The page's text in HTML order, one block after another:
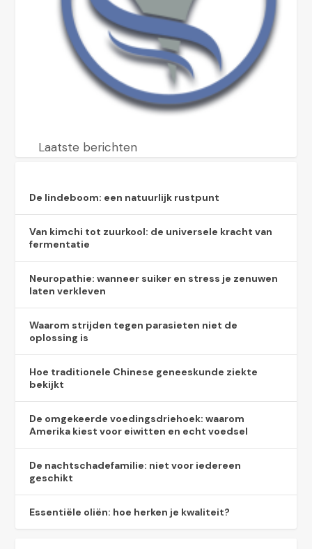
Laatste berichten
De lindeboom: een natuurlijk rustpunt
Van kimchi tot zuurkool: de universele kracht van
fermentatie
Neuropathie: wanneer suiker en stress je zenuwen
laten verkleven
Waarom strijden tegen parasieten niet de
oplossing is
Hoe traditionele Chinese geneeskunde ziekte
bekijkt
De omgekeerde voedingsdriehoek: waarom
Amerika kiest voor eiwitten en echt voedsel
De nachtschadefamilie: niet voor iedereen
geschikt
Essentiële oliën: hoe herken je kwaliteit?